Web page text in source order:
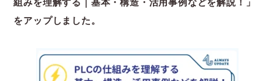
組みを理解する｜基本・構造・活用事例などを解説！」
をアップしました。